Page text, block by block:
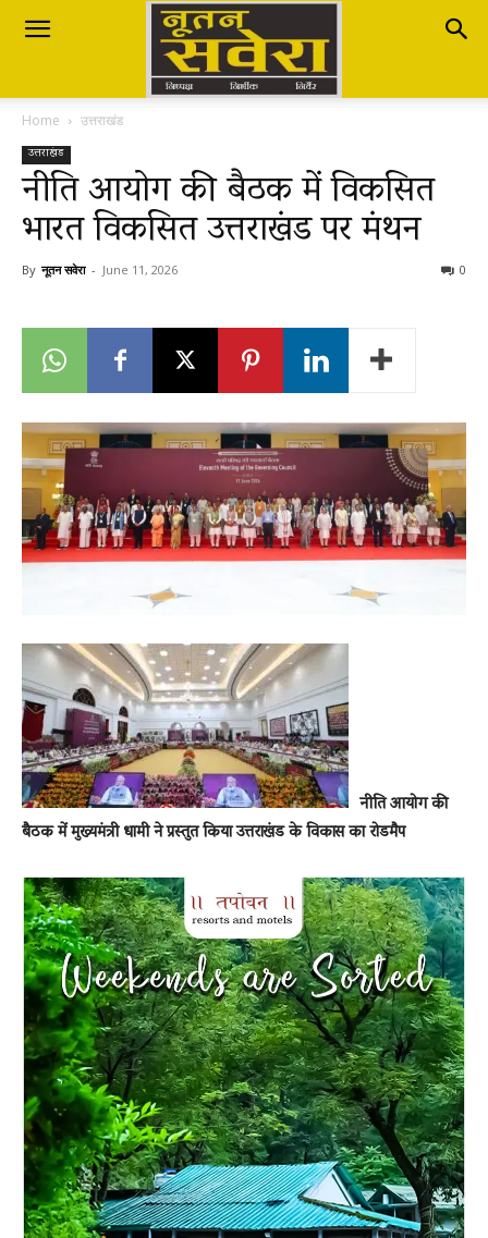
Nutan
Savera
नूतन
Breaking
News
LIVE
Home उत्तराखंड
उत्तराखंड
नीति आयोग की बैठक में विकसित
भारत विकसित उत्तराखंड पर मंथन
By नूतन सवेरा - June 11, 2026 0
नीति आयोग की
बैठक में मुख्यमंत्री धामी ने प्रस्तुत किया उत्तराखंड के विकास का रोडमैप